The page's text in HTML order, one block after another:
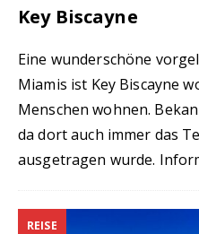
Key Biscayne
Eine wunderschöne
Miamis ist Key Biscayne
Menschen wohnen.
da dort auch immer das
ausgetragen wurde.
REISE